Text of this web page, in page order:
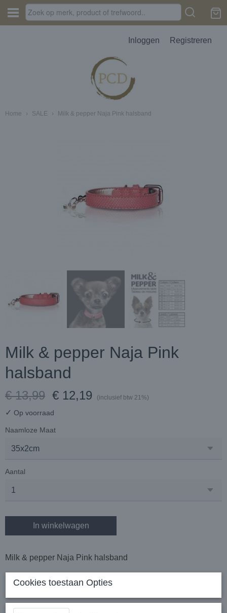
Inloggen Registreren
Home › SALE › Milk & pepper Naja Pink halsband
Milk & pepper Naja Pink
halsband
€ 13,99 € 12,19 (inclusief btw 21%)
✓ Op voorraad
Naamloze Maat
Aantal
In winkelwagen
Milk & pepper Naja Pink halsband
Cookies toestaan Opties